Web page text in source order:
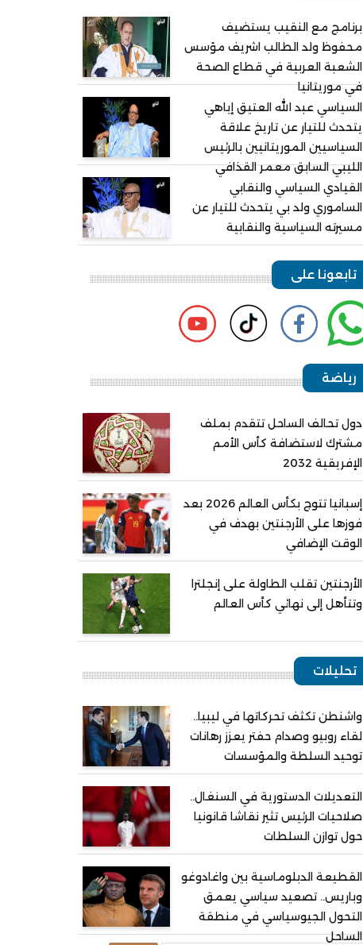
برنامج مع النقيب يستضيف
محفوظ ولد الطالب اشريف مؤسس
الشعبة العربية في قطاع الصحة
في موريتانيا
السياسي عبد الله العتيق إياهي
يتحدث للتيار عن تاريخ علاقة
السياسيين الموريتانيين بالرئيس
الليبي السابق معمر القذافي
القيادي السياسي والنقابي
الساموري ولد بي يتحدث للتيار عن
مسيرته السياسية والنقابية
تابعونا على
رياضة
دول تحالف الساحل تتقدم بملف
مشترك لاستضافة كأس الأمم
الإفريقية 2032
إسبانيا تتوج بكأس العالم 2026 بعد
فوزها على الأرجنتين بهدف في
الوقت الإضافي
الأرجنتين تقلب الطاولة على إنجلترا
وتتأهل إلى نهائي كأس العالم
تحليلات
واشنطن تكثف تحركاتها في ليبيا..
لقاء روبيو وصدام حفتر يعزز رهانات
توحيد السلطة والمؤسسات
التعديلات الدستورية في السنغال..
صلاحيات الرئيس تثير نقاشا قانونيا
حول توازن السلطات
القطيعة الدبلوماسية بين واغادوغو
وباريس.. تصعيد سياسي يعمق
التحول الجيوسياسي في منطقة
الساحل